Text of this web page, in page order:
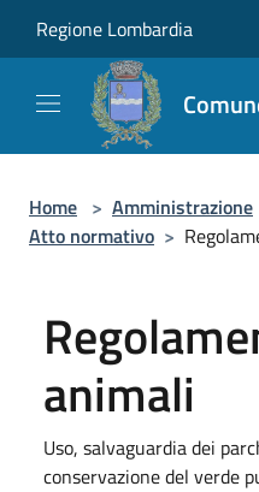
Regione Lombardia
Home > Amministrazione
Atto normativo >
animali
Uso, salvaguardia dei
conservazione del verde